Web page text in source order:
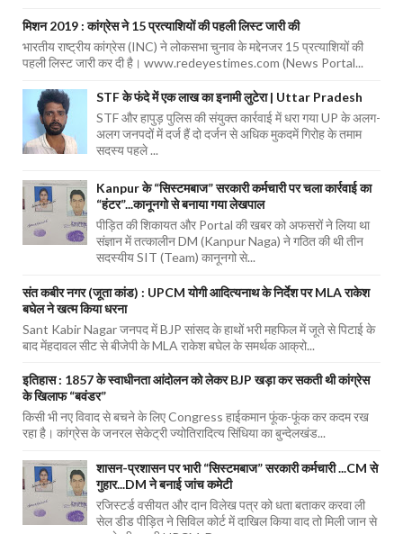
मिशन 2019 : कांग्रेस ने 15 प्रत्याशियों की पहली लिस्ट जारी की
भारतीय राष्ट्रीय कांग्रेस (INC) ने लोकसभा चुनाव के मद्देनजर 15 प्रत्याशियों की
पहली लिस्ट जारी कर दी है। www.redeyestimes.com (News Portal...
STF के फंदे में एक लाख का इनामी लुटेरा | Uttar Pradesh
STF और हापुड़ पुलिस की संयुक्त कार्रवाई में धरा गया UP के अलग-
अलग जनपदों में दर्ज हैं दो दर्जन से अधिक मुकदमें गिरोह के तमाम
सदस्य पहले ...
Kanpur के “सिस्टमबाज” सरकारी कर्मचारी पर चला कार्रवाई का
“हंटर”...कानूनगो से बनाया गया लेखपाल
पीड़ित की शिकायत और Portal की खबर को अफसरों ने लिया था
संज्ञान में तत्कालीन DM (Kanpur Naga) ने गठित की थी तीन
सदस्यीय SIT (Team) कानूनगो से...
संत कबीर नगर (जूता कांड) : UPCM योगी आदित्यनाथ के निर्देश पर MLA राकेश
बघेल ने खत्म किया धरना
Sant Kabir Nagar जनपद में BJP सांसद के हाथों भरी महफिल में जूते से पिटाई के
बाद मेंहदावल सीट से बीजेपी के MLA राकेश बघेल के समर्थक आक्रो...
इतिहास : 1857 के स्वाधीनता आंदोलन को लेकर BJP खड़ा कर सकती थी कांग्रेस
के खिलाफ “बवंडर”
किसी भी नए विवाद से बचने के लिए Congress हाईकमान फूंक-फूंक कर कदम रख
रहा है। कांग्रेस के जनरल सेकेट्री ज्योतिरादित्य सिंधिया का बुन्देलखंड...
शासन-प्रशासन पर भारी “सिस्टमबाज” सरकारी कर्मचारी ...CM से
गुहार...DM ने बनाई जांच कमेटी
रजिस्टर्ड वसीयत और दान विलेख पत्र को धता बताकर करवा ली
सेल डीड पीड़ित ने सिविल कोर्ट में दाखिल किया वाद तो मिली जान से